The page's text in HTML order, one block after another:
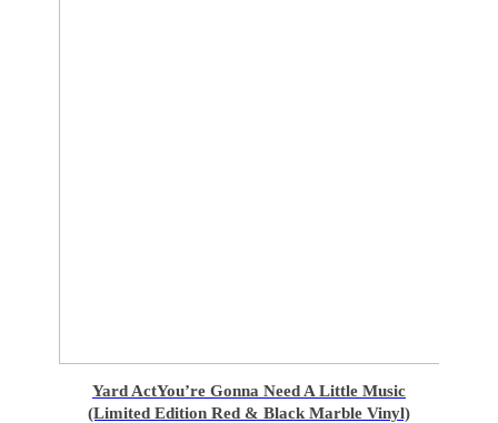
Yard ActYou’re Gonna Need A Little Music
(Limited Edition Red & Black Marble Vinyl)